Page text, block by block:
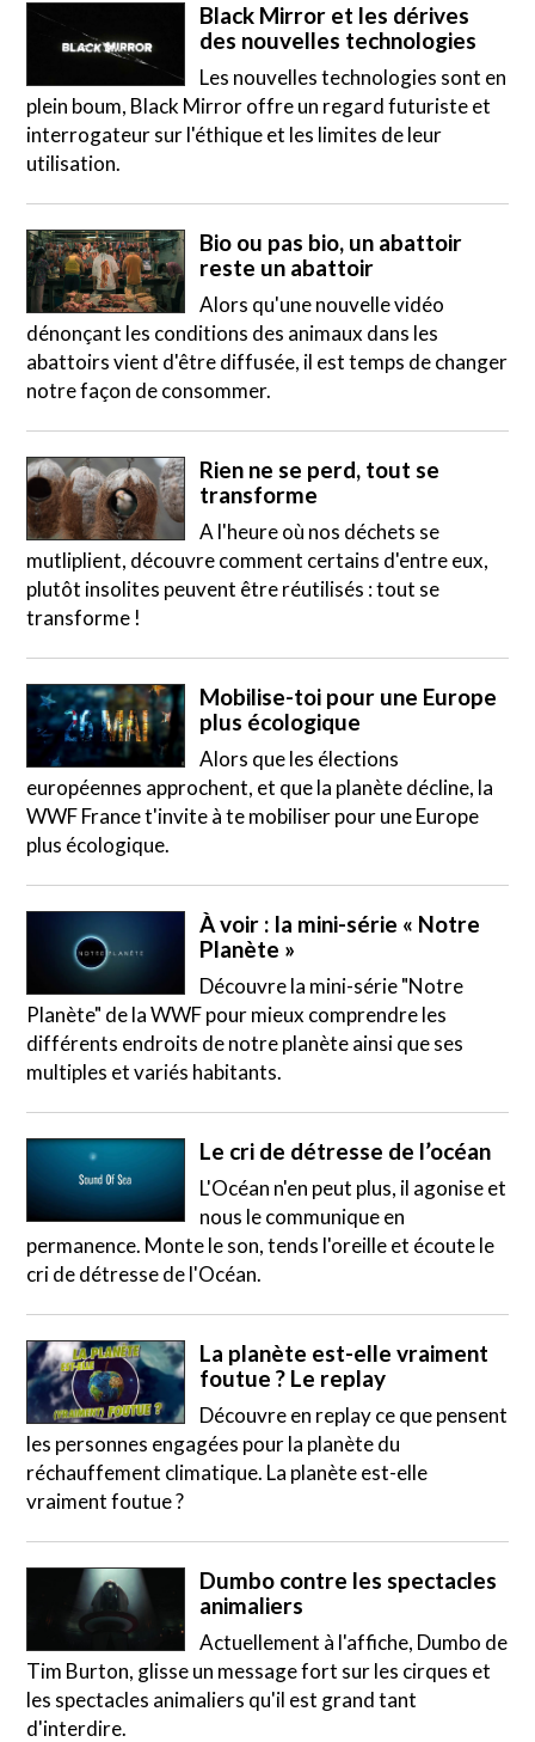
Black Mirror et les dérives
des nouvelles technologies
Les nouvelles technologies sont en
plein boum, Black Mirror offre un regard futuriste et
interrogateur sur l'éthique et les limites de leur
utilisation.
Bio ou pas bio, un abattoir
reste un abattoir
Alors qu'une nouvelle vidéo
dénonçant les conditions des animaux dans les
abattoirs vient d'être diffusée, il est temps de changer
notre façon de consommer.
Rien ne se perd, tout se
transforme
A l'heure où nos déchets se
mutliplient, découvre comment certains d'entre eux,
plutôt insolites peuvent être réutilisés : tout se
transforme !
Mobilise-toi pour une Europe
plus écologique
Alors que les élections
européennes approchent, et que la planète décline, la
WWF France t'invite à te mobiliser pour une Europe
plus écologique.
À voir : la mini-série « Notre
Planète »
Découvre la mini-série "Notre
Planète" de la WWF pour mieux comprendre les
différents endroits de notre planète ainsi que ses
multiples et variés habitants.
Le cri de détresse de l’océan
L'Océan n'en peut plus, il agonise et
nous le communique en
permanence. Monte le son, tends l'oreille et écoute le
cri de détresse de l'Océan.
La planète est-elle vraiment
foutue ? Le replay
Découvre en replay ce que pensent
les personnes engagées pour la planète du
réchauffement climatique. La planète est-elle
vraiment foutue ?
Dumbo contre les spectacles
animaliers
Actuellement à l'affiche, Dumbo de
Tim Burton, glisse un message fort sur les cirques et
les spectacles animaliers qu'il est grand tant
d'interdire.